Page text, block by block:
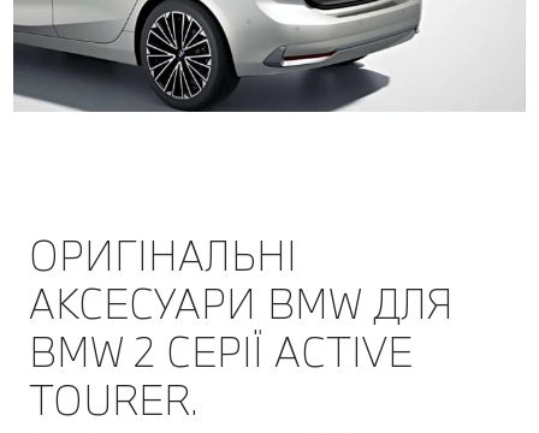
ОРИГІНАЛЬНІ
АКСЕСУАРИ BMW ДЛЯ
BMW 2 СЕРІЇ ACTIVE
TOURER.